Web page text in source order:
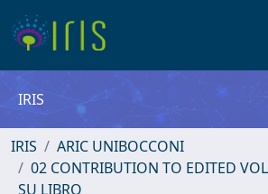
IRIS
IRIS
ARIC UNIBOCCONI
02 CONTRIBUTION TO EDITED
SU LIBRO